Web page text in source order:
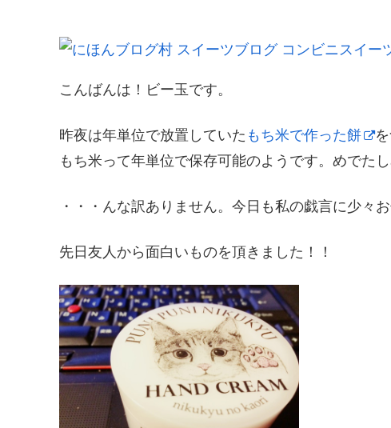
こんばんは！ビー玉です。
昨夜は年単位で放置していた もち米で作った餅
もち米って年単位で保存可能のようです。めでた
・・・んな訳ありません。今日も私の戯言に少々
先日友人から面白いものを頂きました！！